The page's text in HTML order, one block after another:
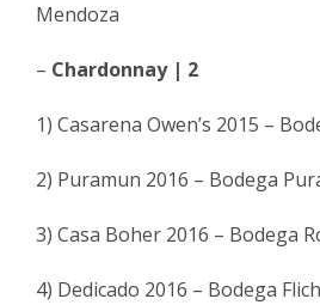
Mendoza
– Chardonnay | 2
1) Casarena Owen’s 2015 –
2) Puramun 2016 – Bodega
3) Casa Boher 2016 – Bodega
4) Dedicado 2016 – Bodega